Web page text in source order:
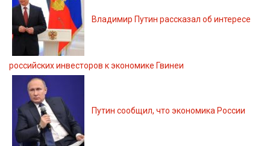
Владимир Путин рассказал об интересе
российских инвесторов к экономике Гвинеи
Путин сообщил, что экономика России